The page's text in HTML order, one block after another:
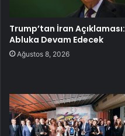
Trump’tan İran Açıklaması:
Abluka Devam Edecek
Ağustos 8, 2026